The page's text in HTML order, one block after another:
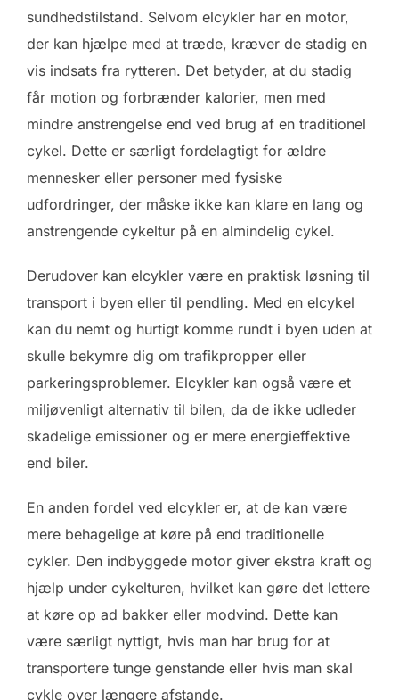
sundhedstilstand. Selvom elcykler har en motor,
der kan hjælpe med at træde, kræver de stadig en
vis indsats fra rytteren. Det betyder, at du stadig
får motion og forbrænder kalorier, men med
mindre anstrengelse end ved brug af en traditionel
cykel. Dette er særligt fordelagtigt for ældre
mennesker eller personer med fysiske
udfordringer, der måske ikke kan klare en lang og
anstrengende cykeltur på en almindelig cykel.
Derudover kan elcykler være en praktisk løsning til
transport i byen eller til pendling. Med en elcykel
kan du nemt og hurtigt komme rundt i byen uden at
skulle bekymre dig om trafikpropper eller
parkeringsproblemer. Elcykler kan også være et
miljøvenligt alternativ til bilen, da de ikke udleder
skadelige emissioner og er mere energieffektive
end biler.
En anden fordel ved elcykler er, at de kan være
mere behagelige at køre på end traditionelle
cykler. Den indbyggede motor giver ekstra kraft og
hjælp under cykelturen, hvilket kan gøre det lettere
at køre op ad bakker eller modvind. Dette kan
være særligt nyttigt, hvis man har brug for at
transportere tunge genstande eller hvis man skal
cykle over længere afstande.